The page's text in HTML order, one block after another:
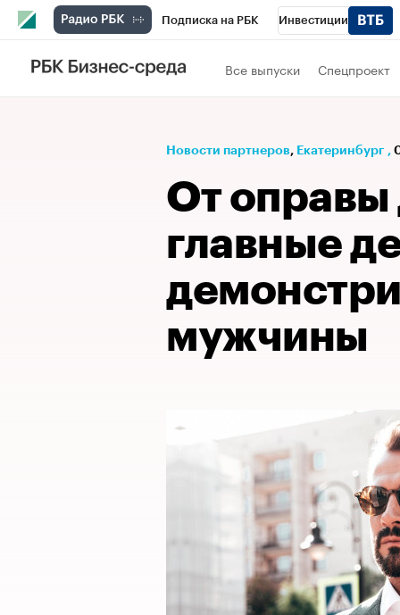
Подписка на РБК Инвестиции
РБК Вино
Проверка контрагентов
Все выпуски Спецпроект
Новости партнеров⁠, Екатеринбург ,
От
главные
мужчины